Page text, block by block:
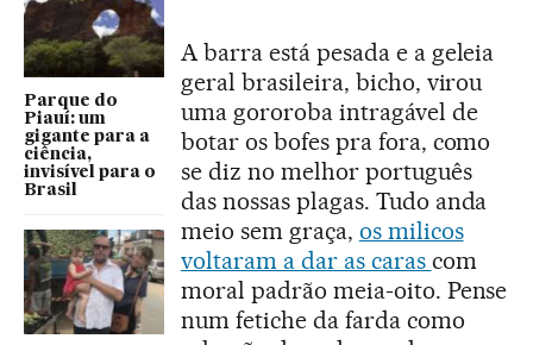
Parque do
Piauí: um
gigante para a
ciência,
invisível para o
Brasil
A barra está pesada e a geleia
geral brasileira, bicho, virou
uma gororoba intragável de
botar os bofes pra fora, como
se diz no melhor português
das nossas plagas. Tudo anda
meio sem graça, os milicos
voltaram a dar as caras com
moral padrão meia-oito. Pense
num fetiche da farda como